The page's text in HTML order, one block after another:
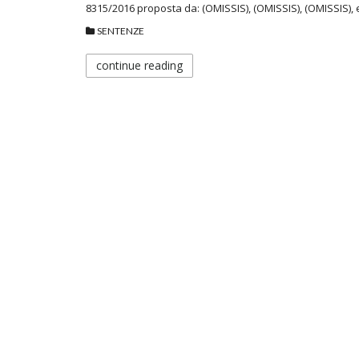
8315/2016 proposta da: (OMISSIS), (OMISSIS),
SENTENZE
continue reading